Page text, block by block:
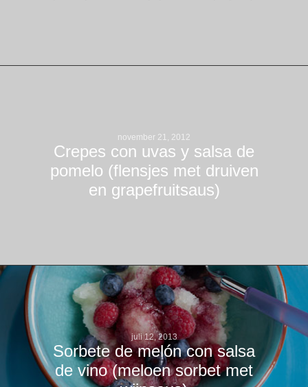
november 21, 2012
Crepes con uvas y salsa de
pomelo (flensjes met druiven
en grapefruitsaus)
juli 12, 2013
Sorbete de melón con salsa
de vino (meloen sorbet met